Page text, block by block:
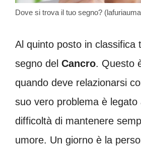
Dove si trova il tuo segno?
Al quinto posto in classifica
segno del Cancro. Questo
quando deve relazionarsi
suo vero problema è legato
difficoltà di mantenere
umore. Un giorno è la